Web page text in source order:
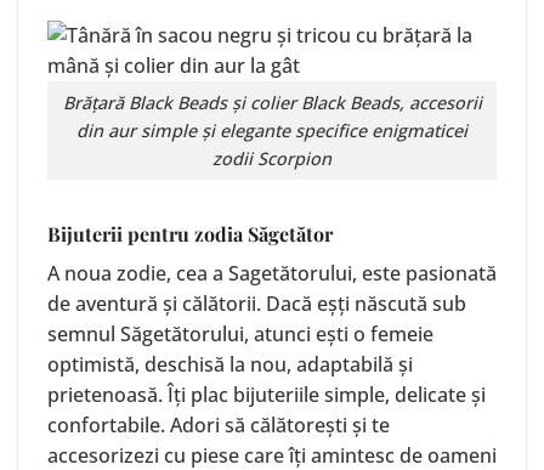
Brățară Black Beadsși colierBlack Beads, accesorii
din aur simple și elegante specifice enigmaticei
zodii Scorpion
Bijuterii pentru zodia Săgetător
A noua zodie, cea a Sagetătorului, este pasionată
de aventură și călătorii. Dacă eșți născută sub
semnul Săgetătorului, atunci ești o femeie
optimistă, deschisă la nou, adaptabilă și
prietenoasă. Îți plac bijuteriile simple, delicate și
confortabile. Adori să călătorești și te
accesorizezi cu piese care îți amintesc de oameni